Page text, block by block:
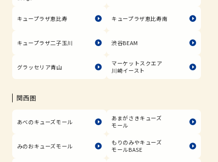
キュープラザ恵比寿 キュープラザ恵比寿南
キュープラザ二子玉川 渋谷BEAM
グラッセリア青山
マーケットスクエア
川崎イースト
関西圏
あべのキューズモール
あまがさきキューズ
モール
みのおキューズモール
もりのみやキューズ
モールBASE